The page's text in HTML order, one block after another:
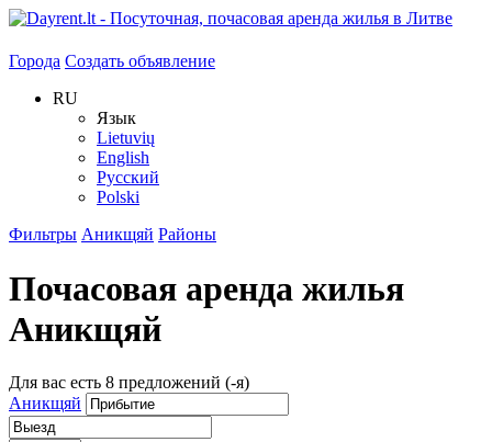
Города Создать объявление
RU
Язык
Lietuvių
English
Русский
Polski
Фильтры Аникщяй Районы
Почасовая аренда жилья
Аникщяй
Для вас есть 8 предложений (-я)
Аникщяй